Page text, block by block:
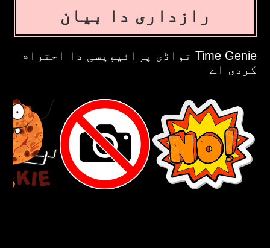
رازداری دا بیان
Time Genie تواڈی پرائیویسی دا احترام
کردی اے